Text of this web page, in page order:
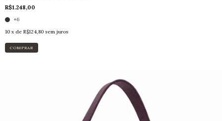
R$1.248,00
+6
10 x de R$124,80 sem juros
COMPRAR